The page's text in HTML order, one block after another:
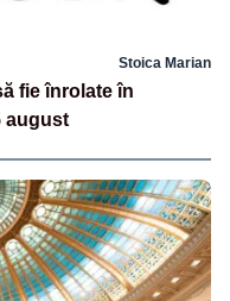
Stoica Marian
fie înrolate în
august